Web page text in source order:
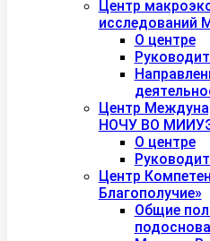
Центр
исследований
О центре
Центр
НОЧУ ВО
О центре
Центр
Благополучие»
Общие
подоснова